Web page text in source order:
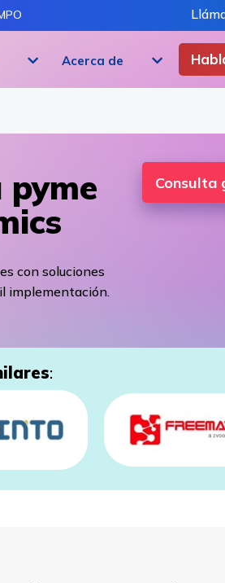
Acerca de
pyme
con soluciones
implementación.
Consulta
: